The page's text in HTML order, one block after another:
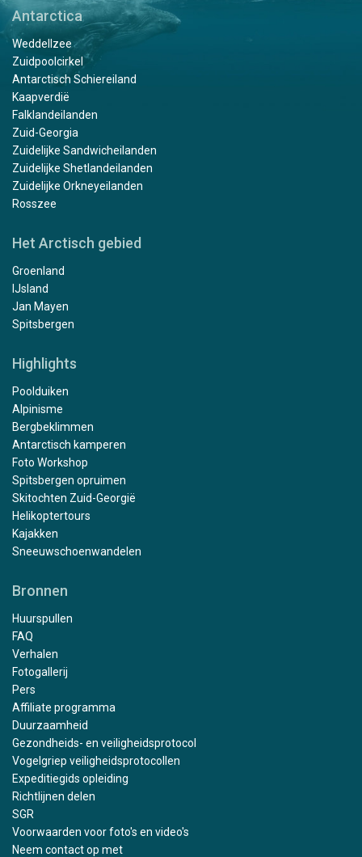
Antarctica
Weddellzee
Zuidpoolcirkel
Antarctisch Schiereiland
Kaapverdië
Falklandeilanden
Zuid-Georgia
Zuidelijke Sandwicheilanden
Zuidelijke Shetlandeilanden
Zuidelijke Orkneyeilanden
Rosszee
Het Arctisch gebied
Groenland
IJsland
Jan Mayen
Spitsbergen
Highlights
Poolduiken
Alpinisme
Bergbeklimmen
Antarctisch kamperen
Foto Workshop
Spitsbergen opruimen
Skitochten Zuid-Georgië
Helikoptertours
Kajakken
Sneeuwschoenwandelen
Bronnen
Huurspullen
FAQ
Verhalen
Fotogallerij
Pers
Affiliate programma
Duurzaamheid
Gezondheids- en veiligheidsprotocol
Vogelgriep veiligheidsprotocollen
Expeditiegids opleiding
Richtlijnen delen
SGR
Voorwaarden voor foto's en video's
Neem contact op met